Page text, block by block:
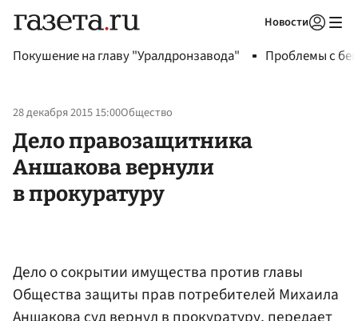
Новости
Покушение на главу "Уралдронзавода" Проблемы с
28 декабря 2015 15:00Общество
Дело правозащитника
Аншакова вернули
в прокуратуру
Дело о сокрытии имущества против главы
Общества защиты прав потребителей Михаила